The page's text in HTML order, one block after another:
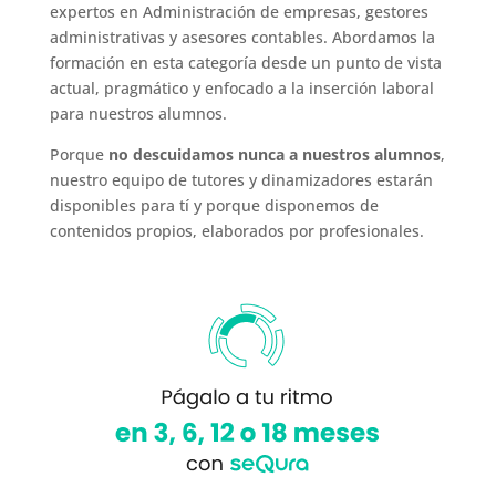
expertos en Administración de empresas, gestores
administrativas y asesores contables. Abordamos la
formación en esta categoría desde un punto de vista
actual, pragmático y enfocado a la inserción laboral
para nuestros alumnos.
Porque no descuidamos nunca a nuestros alumnos,
nuestro equipo de tutores y dinamizadores estarán
disponibles para tí y porque disponemos de
contenidos propios, elaborados por profesionales.